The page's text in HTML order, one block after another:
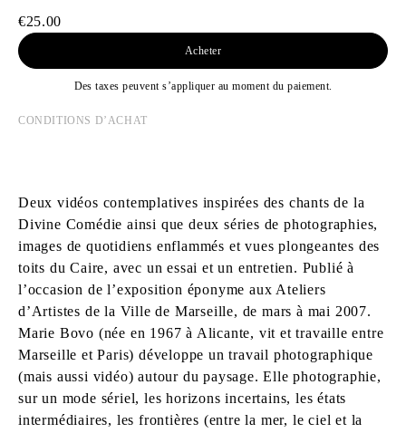
€25.00
Acheter
Des taxes peuvent s’appliquer au moment du paiement.
CONDITIONS D’ACHAT
Deux vidéos contemplatives inspirées des chants de la
Divine Comédie ainsi que deux séries de photographies,
images de quotidiens enflammés et vues plongeantes des
toits du Caire, avec un essai et un entretien. Publié à
l’occasion de l’exposition éponyme aux Ateliers
d’Artistes de la Ville de Marseille, de mars à mai 2007.
Marie Bovo (née en 1967 à Alicante, vit et travaille entre
Marseille et Paris) développe un travail photographique
(mais aussi vidéo) autour du paysage. Elle photographie,
sur un mode sériel, les horizons incertains, les états
intermédiaires, les frontières (entre la mer, le ciel et la